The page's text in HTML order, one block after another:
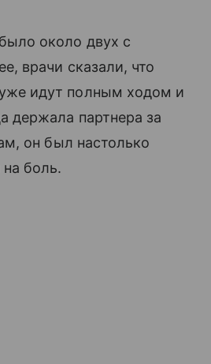
около двух с
врачи сказали, что
идут полным ходом и
держала партнера за
он был настолько
боль.